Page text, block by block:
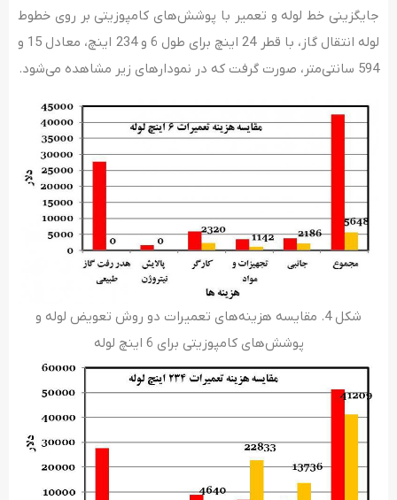
جایگزینی خط لوله و تعمیر با پوشش‌های کامپوزیتی بر روی خطوط
لوله انتقال گاز، با قطر 24 اینچ برای طول 6 و 234 اینچ، معادل 15 و
594 سانتی‌متر، صورت گرفت که در نمودارهای زیر مشاهده می­‌شود.
شکل 4. مقایسه هزینه­‌های تعمیرات دو روش تعویض لوله و
پوشش­‌های کامپوزیتی برای 6 اینچ لوله